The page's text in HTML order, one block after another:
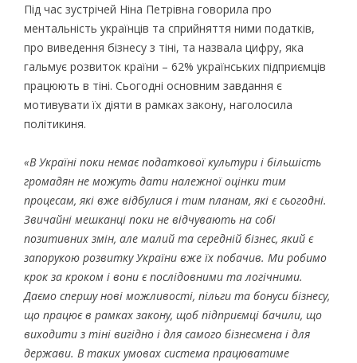
Під час зустрічей Ніна Петрівна говорила про
ментальність українців та сприйняття ними податків,
про виведення бізнесу з тіні, та назвала цифру, яка
гальмує розвиток країни – 62% українських підприємців
працюють в тіні. Сьогодні основним завдання є
мотивувати їх діяти в рамках закону, наголосила
політикиня.
«В Україні поки немає податкової культури і більшість
громадян не можуть дати належної оцінки тим
процесам, які вже відбулися і тим планам, які є сьогодні.
Звичайні мешканці поки не відчувають на собі
позитивних змін, але малий та середній бізнес, який є
запорукою розвитку України вже їх побачив. Ми робимо
крок за кроком і вони є послідовними та логічними.
Даємо спершу нові можливості, пільги та бонуси бізнесу,
що працює в рамках закону, щоб підприємці бачили, що
виходити з тіні вигідно і для самого бізнесмена і для
держави. В таких умовах система працюватиме